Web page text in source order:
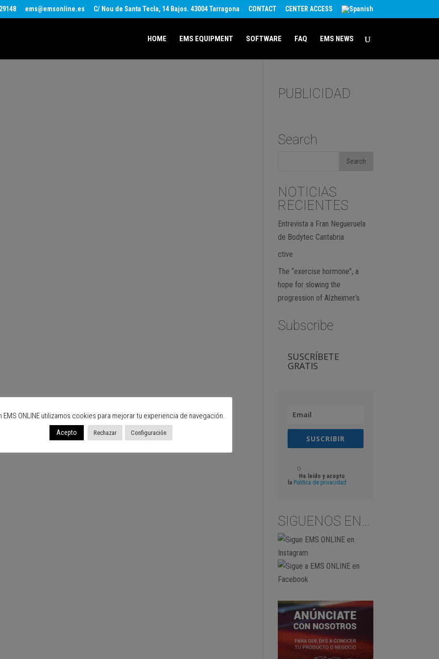
ems@emsonline.es C/ Nou de Santa Tecla, 14 Bajos. 43004 Tarragona CONTACT CENTER ACCESS
HOME EMS EQUIPMENT SOFTWARE FAQ EMS NEWS
PUBLICIDAD
Search
NOTICIAS
RECIENTES
Entrevista a Fran Negueruela
de Bodytec Cantabria
ctive
The “exercise hormone”, a
hope for slowing the
progression of Alzheimer’s
Subscribe
SUSCRÍBETE
GRATIS
SUSCRIBIR
He leído y acepto
la Politica de privacidad
SIGUENOS EN…
EMS ONLINE utilizamos cookies para mejorar tu experiencia de navegación.
Acepto Rechazar Configuración